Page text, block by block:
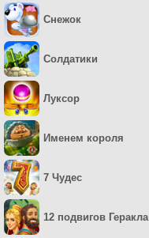
Снежок
Солдатики
Луксор
Именем короля
7 Чудес
12 подвигов Геракла